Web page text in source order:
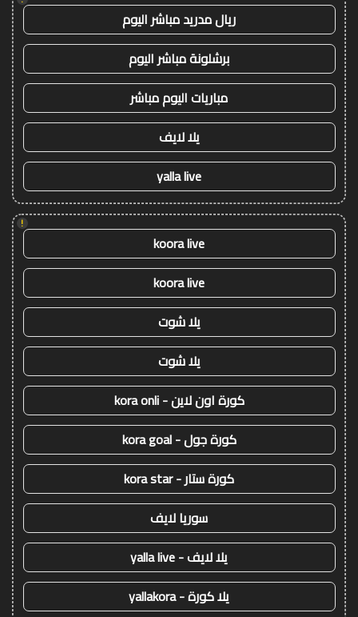
ريال مدريد مباشر اليوم
برشلونة مباشر اليوم
مباريات اليوم مباشر
يلا لايف
yalla live
!
koora live
koora live
يلا شوت
يلا شوت
كورة اون لاين - kora onli
كورة جول - kora goal
كورة ستار - kora star
سوريا لايف
يلا لايف - yalla live
يلا كورة - yallakora